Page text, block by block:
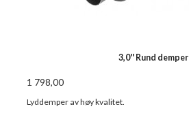
3,0'' Rund demper
1 798,00
Lyddemper av høy kvalitet.